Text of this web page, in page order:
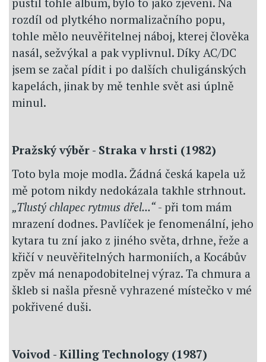
rozdíl od plytkého normalizačního popu,
tohle mělo neuvěřitelnej náboj, kterej člověka
nasál, sežvýkal a pak vyplivnul. Díky AC/DC
jsem se začal pídit i po dalších chuligánských
kapelách, jinak by mě tenhle svět asi úplně
minul.
Pražský výběr - Straka v hrsti (1982)
Toto byla moje modla. Žádná česká kapela už
mě potom nikdy nedokázala takhle strhnout.
„Tlustý chlapec rytmus dřel...“- při tom mám
mrazení dodnes. Pavlíček je fenomenální, jeho
kytara tu zní jako z jiného světa, drhne, řeže a
křičí v neuvěřitelných harmoniích, a Kocábův
zpěv má nenapodobitelnej výraz. Ta chmura a
škleb si našla přesně vyhrazené místečko v mé
pokřivené duši.
Voivod - Killing Technology (1987)